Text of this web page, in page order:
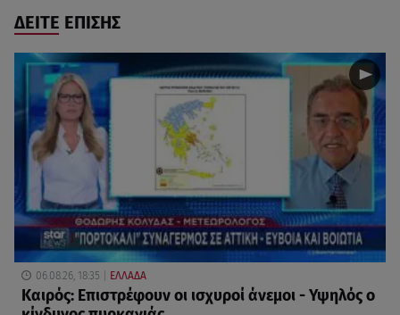
ΔΕΙΤΕ ΕΠΙΣΗΣ
06.08.26, 18:35 ΕΛΛΑΔΑ
Καιρός: Επιστρέφουν οι ισχυροί άνεμοι - Υψηλός ο